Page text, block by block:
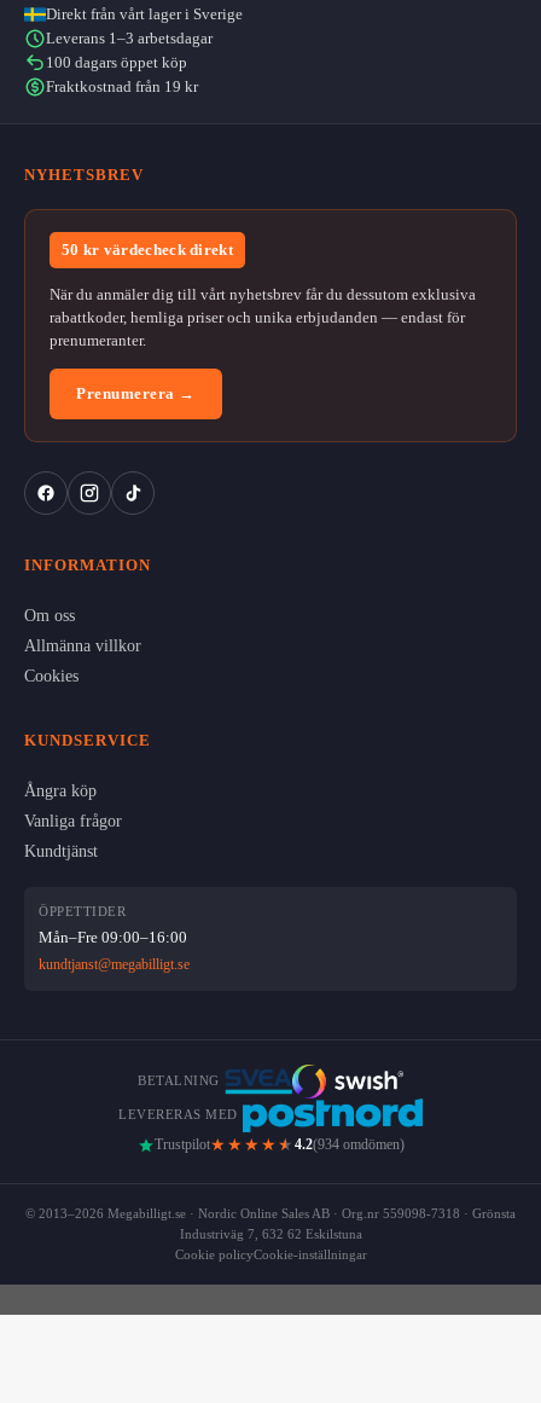
Direkt från vårt lager i Sverige
Leverans 1–3 arbetsdagar
100 dagars öppet köp
Fraktkostnad från 19 kr
NYHETSBREV
50 kr värdecheck direkt
När du anmäler dig till vårt nyhetsbrev får du dessutom exklusiva
rabattkoder, hemliga priser och unika erbjudanden — endast för
prenumeranter.
Prenumerera →
INFORMATION
Om oss
Allmänna villkor
Cookies
KUNDSERVICE
Ångra köp
Vanliga frågor
Kundtjänst
ÖPPETTIDER
Mån–Fre 09:00–16:00
kundtjanst@megabilligt.se
BETALNING
LEVERERAS MED
Trustpilot★★★★ ★ 4.2(934 omdömen)
© 2013–2026 Megabilligt.se · Nordic Online Sales AB · Org.nr 559098-7318 · Grönsta
Industriväg 7, 632 62 Eskilstuna
Cookie policyCookie-inställningar